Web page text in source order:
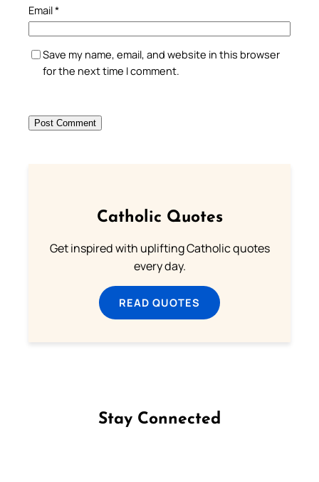
Email*
Save my name, email, and website in this browser
for the next time I comment.
Catholic Quotes
Get inspired with uplifting Catholic quotes
every day.
READ QUOTES
Stay Connected